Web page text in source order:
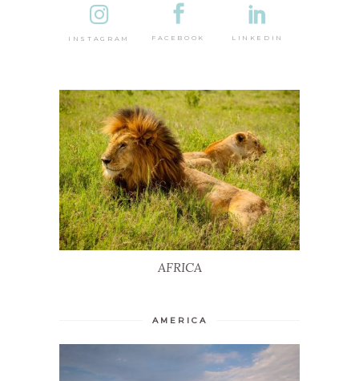
INSTAGRAM FACEBOOK LINKEDIN
AFRICA
AMERICA